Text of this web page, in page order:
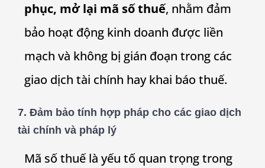
phục, mở lại mã số thuế, nhằm đảm
bảo hoạt động kinh doanh được liền
mạch và không bị gián đoạn trong các
giao dịch tài chính hay khai báo thuế.
7. Đảm bảo tính hợp pháp cho các giao dịch
tài chính và pháp lý
Mã số thuế là yếu tố quan trọng trong